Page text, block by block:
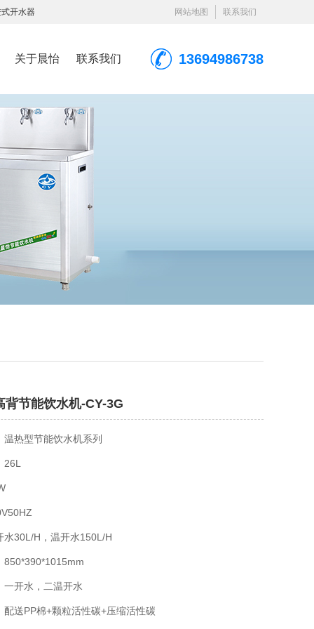
开水器 网站地图 联系我们
关于晨怡 联系我们 13694986738
背节能饮水机-CY-3G
温热型节能饮水机系列
水30L/H，温开水150L/H
850*390*1015mm
一开水，二温开水
配送PP棉+颗粒活性碳+压缩活性碳